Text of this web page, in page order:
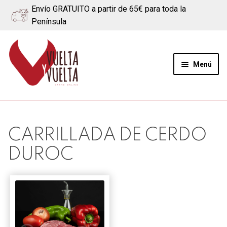
Envío GRATUITO a partir de 65€ para toda la
Península
Ir
a
navegación
Ir
al
contenido
Menú
Quiénes somos
hijo
Ternera
Cerdo
Quesos
CARRILLADA DE CERDO
DUROC